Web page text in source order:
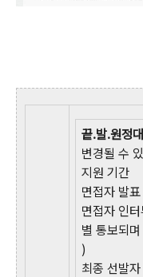
끝.발.원정
변경될 수
지원 기간
면접자 발표
면접자 인
별 통보되
)
최종 선발